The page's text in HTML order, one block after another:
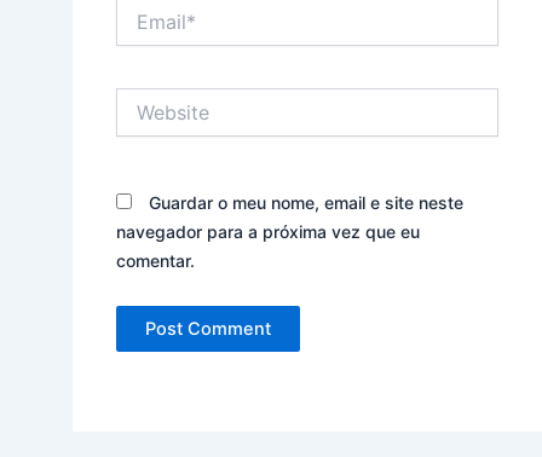
Guardar o meu nome, email e site neste
navegador para a próxima vez que eu
comentar.